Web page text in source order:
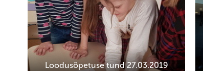
Loodusõpetuse tund 27.03.2019